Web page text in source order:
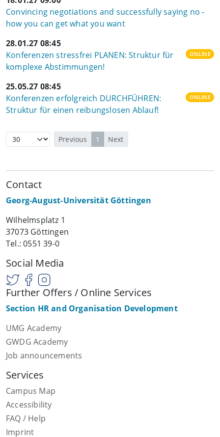
Convincing negotiations and successfully saying no -
how you can get what you want
28.01.27 08:45
Konferenzen stressfrei PLANEN: Struktur für
komplexe Abstimmungen!
ONLINE
25.05.27 08:45
Konferenzen erfolgreich DURCHFÜHREN:
Struktur für einen reibungslosen Ablauf!
ONLINE
Previous 1 Next
Contact
Georg-August-Universität Göttingen
Wilhelmsplatz 1
37073 Göttingen
Tel.: 0551 39-0
Social Media
Further Offers / Online Services
Section HR and Organisation Development
UMG Academy
GWDG Academy
Job announcements
Services
Campus Map
Accessibility
FAQ / Help
Imprint